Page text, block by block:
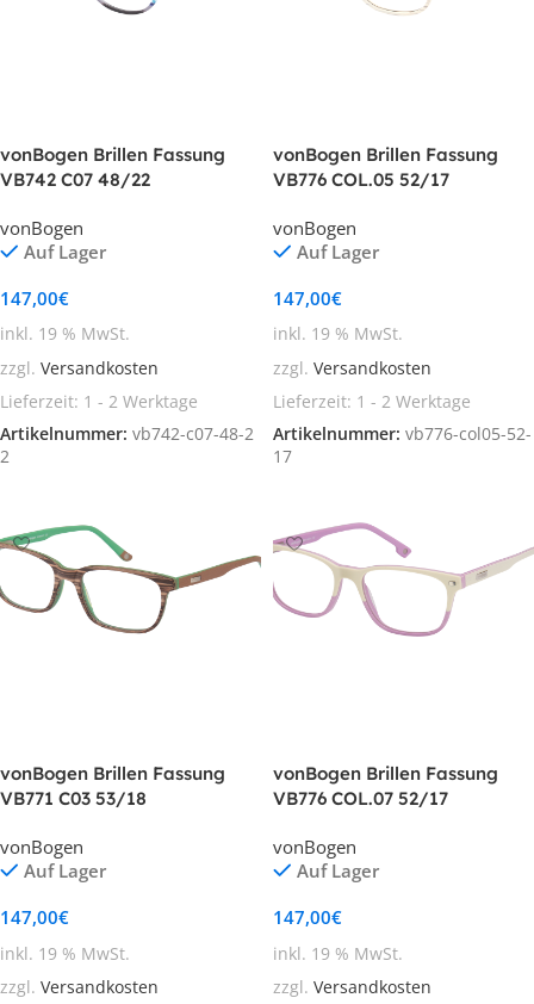
vonBogen Brillen Fassung
VB742 C07 48/22
vonBogen
Auf Lager
147,00€
inkl. 19 % MwSt.
zzgl. Versandkosten
Lieferzeit: 1 - 2 Werktage
Artikelnummer: vb742-c07-48-2
2
vonBogen Brillen Fassung
VB776 COL.05 52/17
vonBogen
Auf Lager
147,00€
inkl. 19 % MwSt.
zzgl. Versandkosten
Lieferzeit: 1 - 2 Werktage
Artikelnummer: vb776-col05-52-
17
vonBogen Brillen Fassung
VB771 C03 53/18
vonBogen
Auf Lager
147,00€
inkl. 19 % MwSt.
zzgl. Versandkosten
vonBogen Brillen Fassung
VB776 COL.07 52/17
vonBogen
Auf Lager
147,00€
inkl. 19 % MwSt.
zzgl. Versandkosten